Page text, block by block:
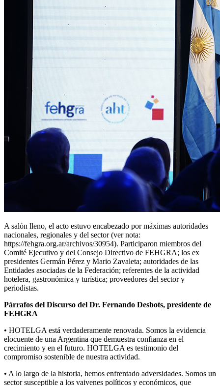
A salón lleno, el acto estuvo encabezado por máximas autoridades
nacionales, regionales y del sector (ver nota:
https://fehgra.org.ar/archivos/30954). Participaron miembros del
Comité Ejecutivo y del Consejo Directivo de FEHGRA; los ex
presidentes Germán Pérez y Mario Zavaleta; autoridades de las
Entidades asociadas de la Federación; referentes de la actividad
hotelera, gastronómica y turística; proveedores del sector y
periodistas.
Párrafos del Discurso del Dr. Fernando Desbots, presidente de
FEHGRA
• HOTELGA está verdaderamente renovada. Somos la evidencia
elocuente de una Argentina que demuestra confianza en el
crecimiento y en el futuro. HOTELGA es testimonio del
compromiso sostenible de nuestra actividad.
• A lo largo de la historia, hemos enfrentado adversidades. Somos un
sector susceptible a los vaivenes políticos y económicos, que